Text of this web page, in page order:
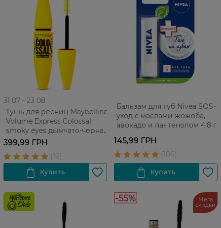
31 07 - 23 08
Тушь для ресниц Maybelline
Volume Express Colossal
smoky eyes дымчато-черная
1 шт
399,99 ГРН
Бальзам для губ Nivea SOS-
уход с маслами жожоба,
авокадо и пантенолом 4,8 г
145,99 ГРН
-55% Мега
скидки